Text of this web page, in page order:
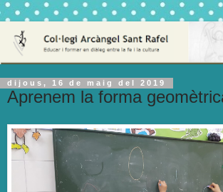
dijous, 16 de maig del 2019
Aprenem la forma